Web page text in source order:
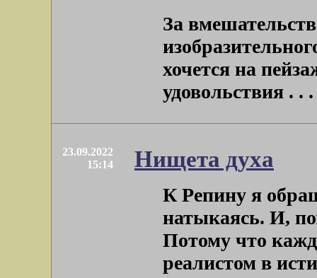
За
хочется на
удовольствия . . .
23.09.2022
15:14
Нищета духа
К Репину я
натыкаясь. И,
Потому что
реалистом в